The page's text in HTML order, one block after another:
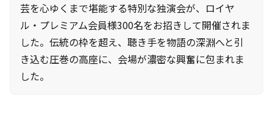
芸を心ゆくまで堪能する特別な独演会が、ロイヤ
ル・プレミアム会員様300名をお招きして開催されま
した。伝統の枠を超え、聴き手を物語の深淵へと引
き込む圧巻の高座に、会場が濃密な興奮に包まれま
した。